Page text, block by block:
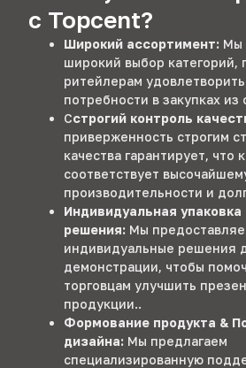
с Topcent?
Широкий ассортимент: Мы
широкий выбор категорий,
ритейлерам
потребности в закупках из
Сстрогий контроль
приверженность строгим
качества гарантирует, что
соответствует
производительности и
Индивидуальная
решения: Мы
индивидуальные решения
демонстрации, чтобы
торговцам улучшить
продукции..
Формование продукта &
дизайна: Мы предлагаем
специализированную